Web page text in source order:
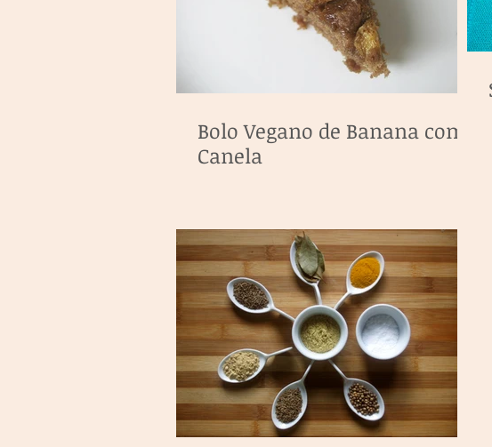
Bolo Vegano de Banana com
Canela